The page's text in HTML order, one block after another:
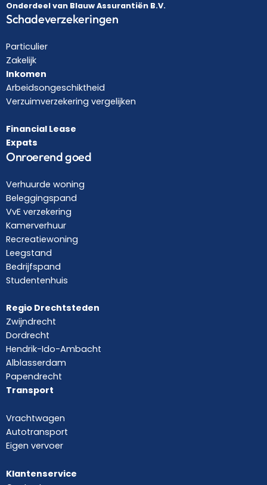
Onderdeel van Blauw Assurantiën B.V.
Schadeverzekeringen
Particulier
Zakelijk
Inkomen
Arbeidsongeschiktheid
Verzuimverzekering vergelijken
Financial Lease
Expats
Onroerend goed
Verhuurde woning
Beleggingspand
VvE verzekering
Kamerverhuur
Recreatiewoning
Leegstand
Bedrijfspand
Studentenhuis
Regio Drechtsteden
Zwijndrecht
Dordrecht
Hendrik-Ido-Ambacht
Alblasserdam
Papendrecht
Transport
Vrachtwagen
Autotransport
Eigen vervoer
Klantenservice